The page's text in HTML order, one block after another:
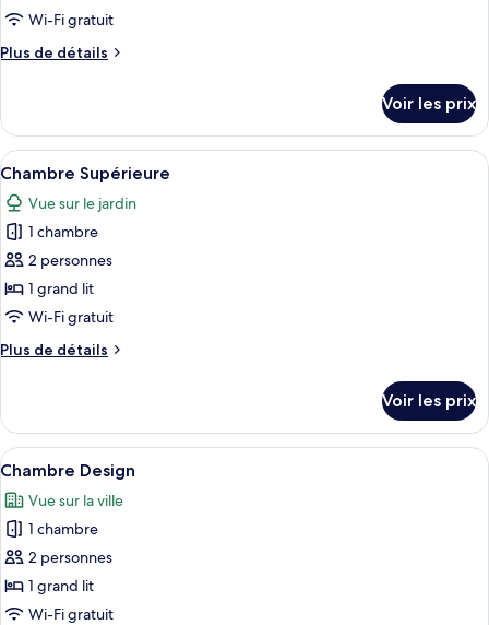
photos
pour
de
chambre :
Chambre
Wi-Fi gratuit
Plus de détails
Plus
le
type
de
chambre
Chambre
Voir les prix
Afficher
toutes
les
photos
pour
ce
type
chambre :
Une chambre à coucher
11
Chambre Supérieure
Vue sur le jardin
1 chambre
2 personnes
1 grand lit
Wi-Fi gratuit
Plus de détails
Plus
le
type
de
Chambre
Supérieure
Voir les prix
Afficher
toutes
les
photos
pour
ce
type
Une chambre moderne avec un
11
Chambre Design
Vue sur la ville
1 chambre
2 personnes
1 grand lit
Wi-Fi gratuit